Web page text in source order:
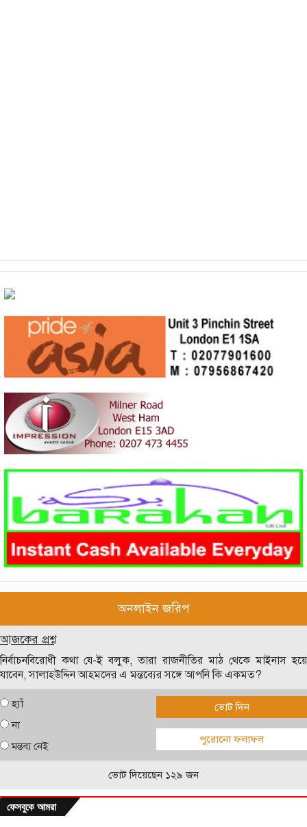
অনলাইন জরিপ
আজকের প্রশ্ন
নির্বাচনবিরোধী কথা যে-ই বলুক, তারা রাজনীতির মাঠ থেকে মাইনাস হয়ে
যাবেন, সালাহউদ্দিন আহমদের এ মন্তব্যের সঙ্গে আপনি কি একমত?
হ্যাঁ
না
মন্তব্য নেই
ভোট দিন
পুরোনো ফলাফল
ভোট দিয়েছেন ১২৯ জন
ফেসবুকে আমরা